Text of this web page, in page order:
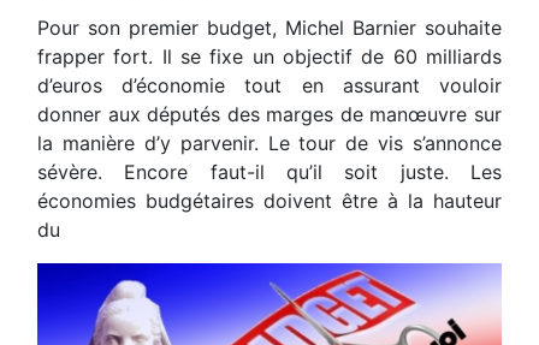
Pour son premier budget, Michel Barnier souhaite
frapper fort. Il se fixe un objectif de 60 milliards
d’euros d’économie tout en assurant vouloir
donner aux députés des marges de manœuvre sur
la manière d’y parvenir. Le tour de vis s’annonce
sévère. Encore faut-il qu’il soit juste. Les
économies budgétaires doivent être à la hauteur
du